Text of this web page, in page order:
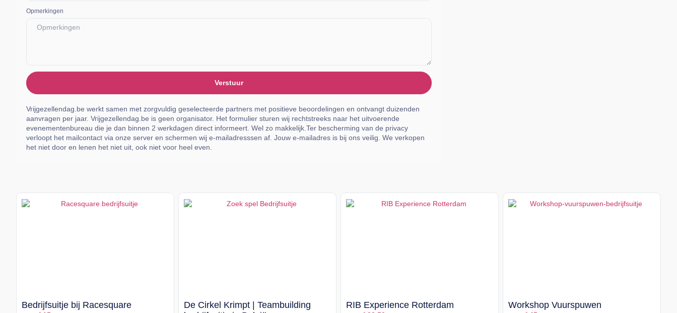
Opmerkingen
Verstuur
Vrijgezellendag.be werkt samen met zorgvuldig geselecteerde partners met positieve beoordelingen en ontvangt duizenden
aanvragen per jaar. Vrijgezellendag.be is geen organisator. Het formulier sturen wij rechtstreeks naar het uitvoerende
evenementenbureau die je dan binnen 2 werkdagen direct informeert. Wel zo makkelijk.Ter bescherming van de privacy
verloopt het mailcontact via onze server en schermen wij e-mailadresssen af. Jouw e-mailadres is bij ons veilig. We verkopen
het niet door en lenen het niet uit, ook niet voor heel even.
Bedrijfsuitje bij Racesquare
De Cirkel Krimpt | Teambuilding
RIB Experience Rotterdam Workshop Vuurspuwen